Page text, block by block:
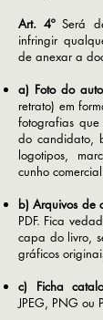
Art. 4ºSerá
infringir
de anexar a
a) Foto do
retrato) em
fotografias que
do candidato,
logotipos,
cunho
b) Arquivos de
PDF. Fica
capa do livro,
gráficos
c) Ficha
JPEG, PNG ou